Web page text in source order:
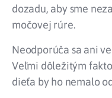
dozadu, aby sme
močovej rúre.
Neodporúča sa ani
Veľmi dôležitým
dieťa by ho nemalo